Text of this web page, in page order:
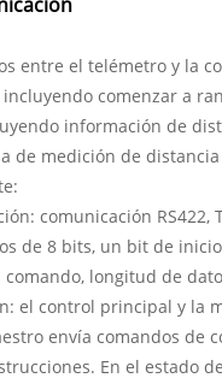
entre el telémetro y la
comenzar a
información de
de medición de
comunicación RS422,
de 8 bits, un bit de
longitud de
el control principal y la
envía comandos
En el estado